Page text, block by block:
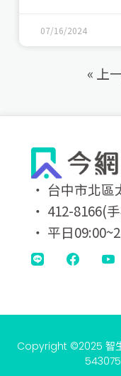
07/16/2024
« 上
‧ 台中市北區
‧ 412-8166(
‧ 平日
Copyright ©2025 智